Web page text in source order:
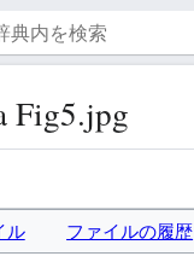
Fig5.jpg
ル ファイルの履歴